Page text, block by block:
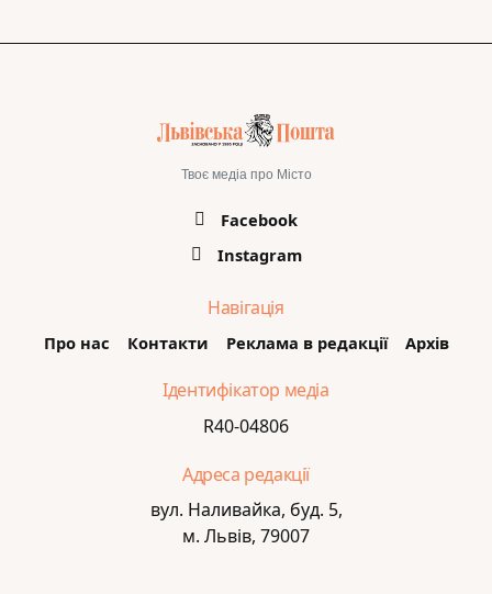
Твоє медіа про Місто
Facebook
Instagram
Навігація
Про нас Контакти Реклама в редакції Архів
Ідентифікатор медіа
R40-04806
Адреса редакції
вул. Наливайка, буд. 5,
м. Львів, 79007